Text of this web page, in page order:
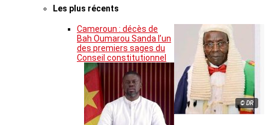
Les plus récents
© DR
Cameroun : décès de
Bah Oumarou Sanda l’un
des premiers sages du
Conseil constitutionnel